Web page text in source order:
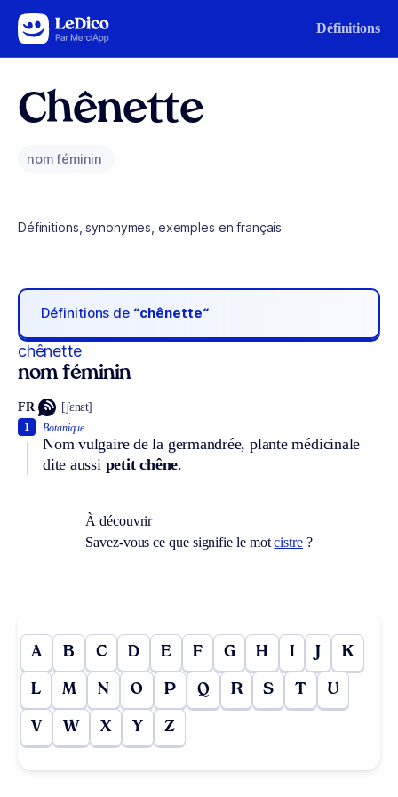
Aller au contenu Définitions
Chênette
nom féminin
Définitions, synonymes, exemples en français
Définitions de “chênette“
chênette
nom féminin
FR [ʃɛnɛt]
Botanique.
Nom vulgaire de la germandrée, plante médicinale
dite aussi petit chêne.
1
À découvrir
Savez-vous ce que signifie le motcistre?
A B C D E F G H I J K
L M N O P Q R S T U
V W X Y Z